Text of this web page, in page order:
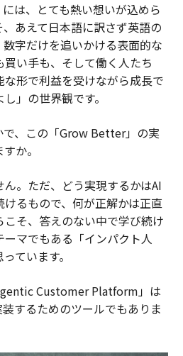
は、とても熱い想いが込めら
あえて日本語に訳さず英語の
字だけを追いかける表面的な
い手も、そして働く人たち
形で利益を受けながら成長で
」の世界観です。
で、この「Grow Better」の実
か。
。ただ、どう実現するかはAI
るもので、何が正解かは正直
こそ、答えのない中で学び続け
マでもある「インパクト人
ています。
Customer Platform」は
するためのツールでもありま